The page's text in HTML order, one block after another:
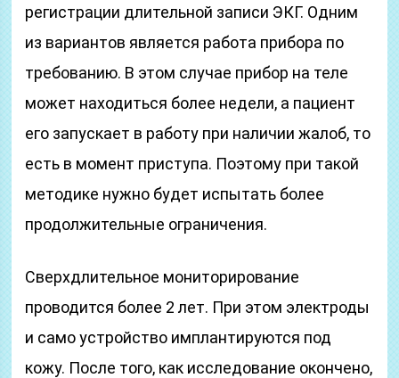
регистрации длительной записи ЭКГ. Одним
из вариантов является работа прибора по
требованию. В этом случае прибор на теле
может находиться более недели, а пациент
его запускает в работу при наличии жалоб, то
есть в момент приступа. Поэтому при такой
методике нужно будет испытать более
продолжительные ограничения.
Сверхдлительное мониторирование
проводится более 2 лет. При этом электроды
и само устройство имплантируются под
кожу. После того, как исследование окончено,